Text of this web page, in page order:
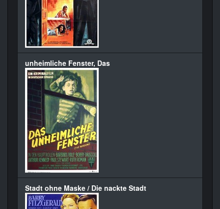
unheimliche Fenster, Das
Stadt ohne Maske / Die nackte Stadt